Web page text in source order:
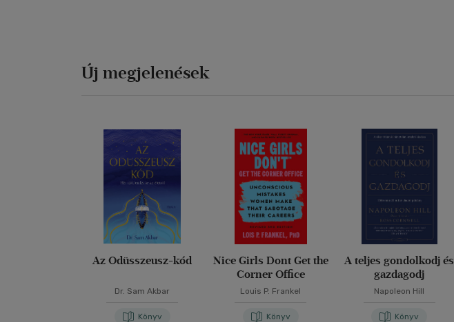
Új megjelenések
Az Odüsszeusz-kód
Dr. Sam Akbar
Könyv
Nice Girls Dont Get the
Corner Office
Louis P. Frankel
Könyv
A teljes gondolkodj és
gazdagodj
Napoleon Hill
Könyv